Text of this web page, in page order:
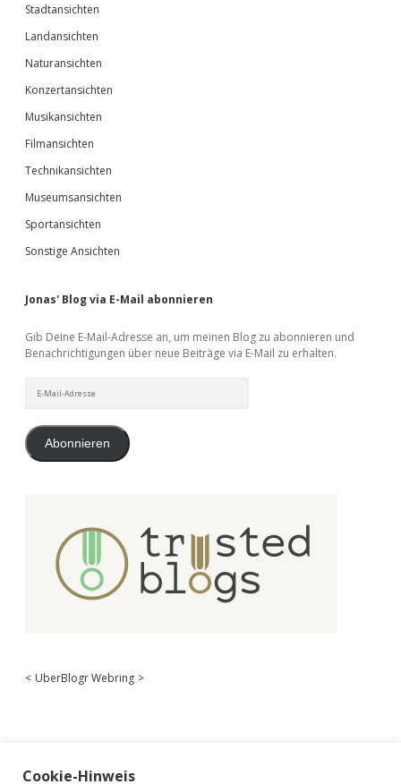
Stadtansichten
Landansichten
Naturansichten
Konzertansichten
Musikansichten
Filmansichten
Technikansichten
Museumsansichten
Sportansichten
Sonstige Ansichten
Jonas' Blog via E-Mail abonnieren
Gib Deine E-Mail-Adresse an, um meinen Blog zu abonnieren und
Benachrichtigungen über neue Beiträge via E-Mail zu erhalten.
Mail-
Abonnieren
< UberBlogr Webring >
Cookie-Hinweis